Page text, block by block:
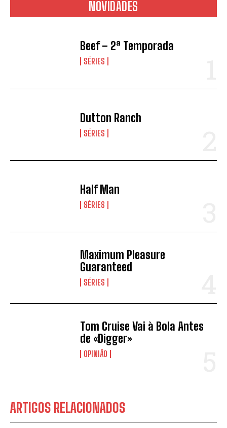
NOVIDADES
Beef – 2ª Temporada
SÉRIES
Dutton Ranch
SÉRIES
Half Man
SÉRIES
Maximum Pleasure
Guaranteed
SÉRIES
Tom Cruise Vai à Bola Antes
de «Digger»
OPINIÃO
ARTIGOS RELACIONADOS